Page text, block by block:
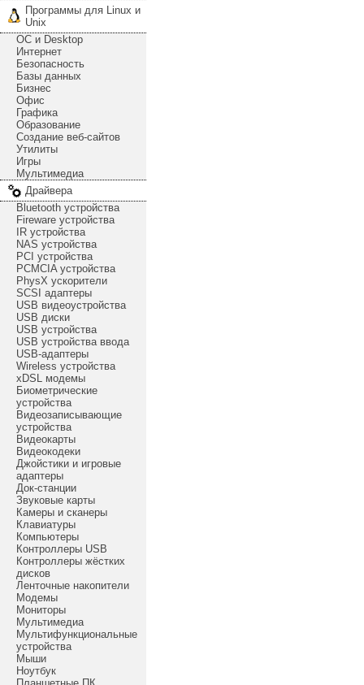
Программы для Linux и
Unix
ОС и Desktop
Интернет
Безопасность
Базы данных
Бизнес
Офис
Графика
Образование
Создание веб-сайтов
Утилиты
Игры
Мультимедиа
Драйвера
Bluetooth устройства
Fireware устройства
IR устройства
NAS устройства
PCI устройства
PCMCIA устройства
PhysX ускорители
SCSI адаптеры
USB видеоустройства
USB диски
USB устройства
USB устройства ввода
USB-адаптеры
Wireless устройства
xDSL модемы
Биометрические
устройства
Видеозаписывающие
устройства
Видеокарты
Видеокодеки
Джойстики и игровые
адаптеры
Док-станции
Звуковые карты
Камеры и сканеры
Клавиатуры
Компьютеры
Контроллеры USB
Контроллеры жёстких
дисков
Ленточные накопители
Модемы
Мониторы
Мультимедиа
Мультифункциональные
устройства
Мыши
Ноутбук